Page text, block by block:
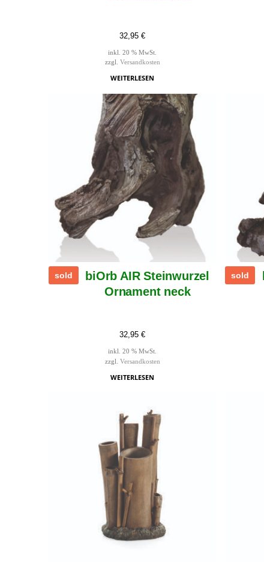
32,95€
inkl. 20 % MwSt.
zzgl. Versandkosten
WEITERLESEN
sold
biOrb AIR Steinwurzel
Ornament neck
32,95€
inkl. 20 % MwSt.
zzgl. Versandkosten
WEITERLESEN
sold